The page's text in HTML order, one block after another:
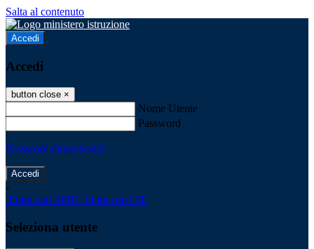
Salta al contenuto
Accedi
Accedi
button close ×
Nome Utente
Password
Password dimenticata?
-
Entra con SPID Entra con CIE
Seleziona utente